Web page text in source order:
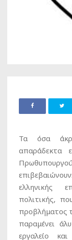
Τα όσα
απαράδεκτα
ελληνικής
πολιτικής,
προβλήματος
παραμένει
εργαλείο